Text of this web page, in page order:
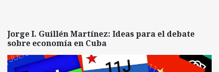
Jorge I. Guillén Martínez: Ideas para el debate
sobre economía en Cuba